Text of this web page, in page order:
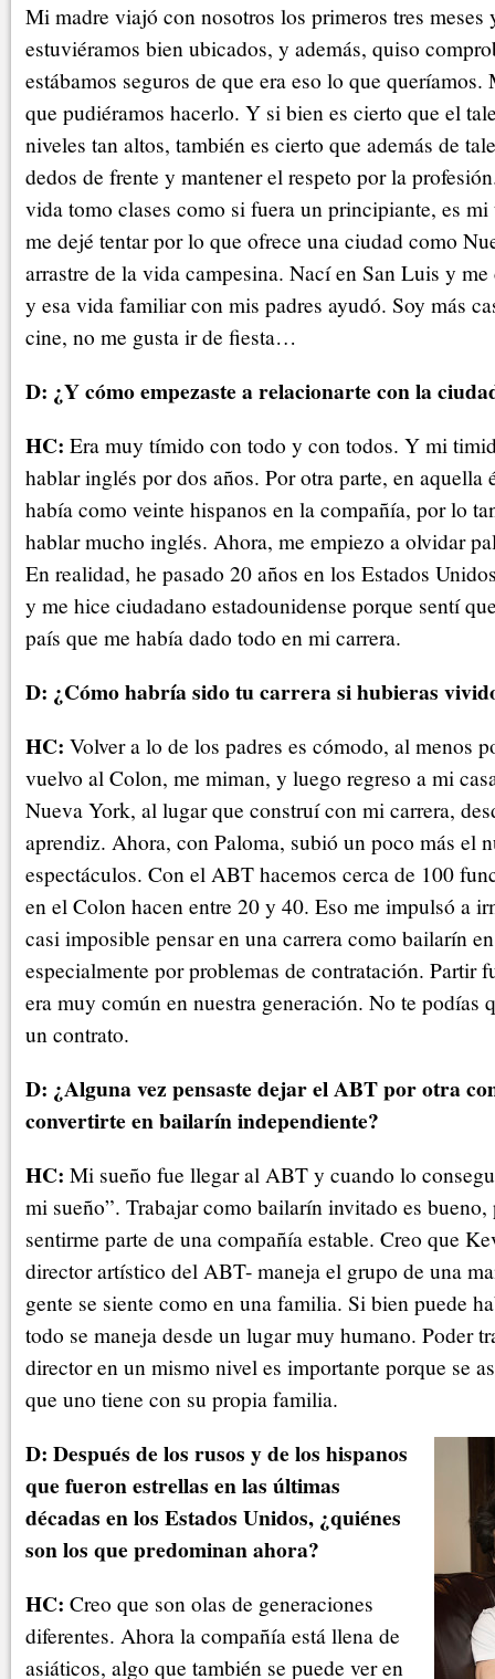
Mi madre viajó con nosotros los primeros tres meses
estuviéramos bien ubicados, y además, quiso
estábamos seguros de que era eso lo que
que pudiéramos hacerlo. Y si bien es cierto que el
niveles tan altos, también es cierto que además de
dedos de frente y mantener el respeto por la
vida tomo clases como si fuera un principiante, es
me dejé tentar por lo que ofrece una ciudad como
arrastre de la vida campesina. Nací en San Luis y
y esa vida familiar con mis padres ayudó. Soy más
cine, no me gusta ir de fiesta…
D: ¿Y cómo empezaste a relacionarte con la
HC: Era muy tímido con todo y con todos. Y mi
hablar inglés por dos años. Por otra parte, en aquella
había como veinte hispanos en la compañía, por lo
hablar mucho inglés. Ahora, me empiezo a olvidar
En realidad, he pasado 20 años en los Estados
y me hice ciudadano estadounidense porque sentí
país que me había dado todo en mi carrera.
D: ¿Cómo habría sido tu carrera si hubieras
HC: Volver a lo de los padres es cómodo, al menos
vuelvo al Colon, me miman, y luego regreso a mi
Nueva York, al lugar que construí con mi carrera,
aprendiz. Ahora, con Paloma, subió un poco más el
espectáculos. Con el ABT hacemos cerca de 100
en el Colon hacen entre 20 y 40. Eso me impulsó a
casi imposible pensar en una carrera como bailarín
especialmente por problemas de contratación. Partir
era muy común en nuestra generación. No te podías
un contrato.
D: ¿Alguna vez pensaste dejar el ABT por otra
convertirte en bailarín independiente?
HC: Mi sueño fue llegar al ABT y cuando lo
mi sueño”. Trabajar como bailarín invitado es bueno,
sentirme parte de una compañía estable. Creo que
director artístico del ABT- maneja el grupo de una
gente se siente como en una familia. Si bien puede
todo se maneja desde un lugar muy humano. Poder
director en un mismo nivel es importante porque se
que uno tiene con su propia familia.
D: Después de los rusos y de los hispanos
que fueron estrellas en las últimas
décadas en los Estados Unidos, ¿quiénes
son los que predominan ahora?
HC: Creo que son olas de generaciones
diferentes. Ahora la compañía está llena de
asiáticos, algo que también se puede ver en